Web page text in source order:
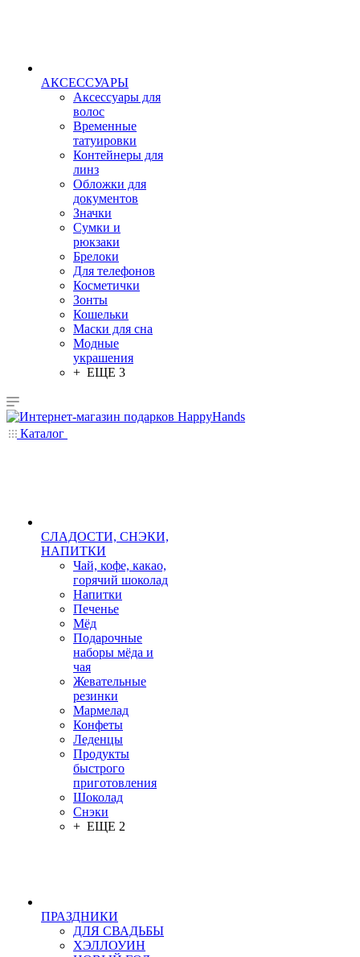
АКСЕССУАРЫ
Аксессуары для
волос
Временные
татуировки
Контейнеры для
линз
Обложки для
документов
Значки
Сумки и
рюкзаки
Брелоки
Для телефонов
Косметички
Зонты
Кошельки
Маски для сна
Модные
украшения
+ ЕЩЕ 3
Каталог
СЛАДОСТИ, СНЭКИ,
НАПИТКИ
Чай, кофе, какао,
горячий шоколад
Напитки
Печенье
Мёд
Подарочные
наборы мёда и
чая
Жевательные
резинки
Мармелад
Конфеты
Леденцы
Продукты
быстрого
приготовления
Шоколад
Снэки
+ ЕЩЕ 2
ПРАЗДНИКИ
ДЛЯ СВАДЬБЫ
ХЭЛЛОУИН